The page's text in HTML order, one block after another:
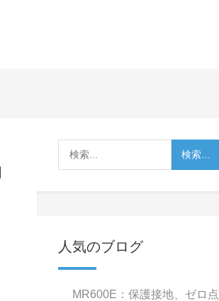
人気のブログ
MR600E：保護接地、ゼロ点